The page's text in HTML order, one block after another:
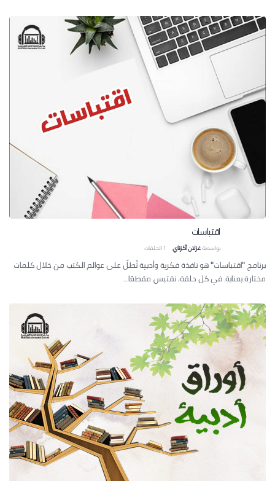
اقتباسات
بواسطةغزلان أكزناي 1الحلقات
برنامج "اقتباسات" هو نافذة فكرية وأدبية تُطلّ على عوالم الكتب من خلال كلمات
مختارة بعناية. في كل حلقة، نقتبس مقطعًا...